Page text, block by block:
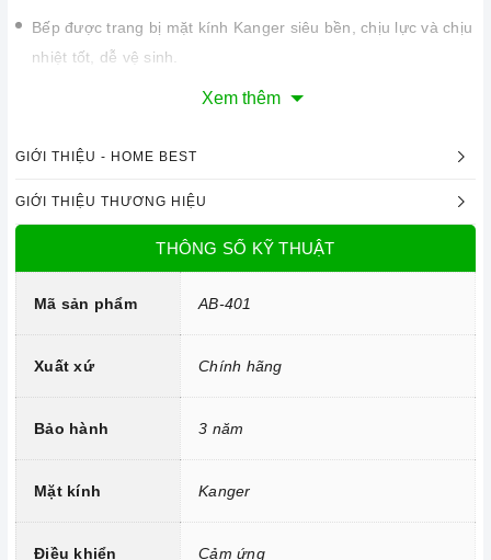
Bếp được trang bị mặt kính Kanger siêu bền, chịu lực và chịu
nhiệt tốt, dễ vệ sinh.
Công nghệ hiện đại
Mâm từ đường kính 22cm
Công nghệ INVERTER tiết kiệm điện năng.
Trang bị 9 dải công suất nấu.
Xem thêm
GIỚI THIỆU - HOME BEST
GIỚI THIỆU THƯƠNG HIỆU
THÔNG SỐ KỸ THUẬT
Mã sản phẩm AB-401
Xuất xứ Chính hãng
Bảo hành 3 năm
Mặt kính Kanger
Điều khiển Cảm ứng